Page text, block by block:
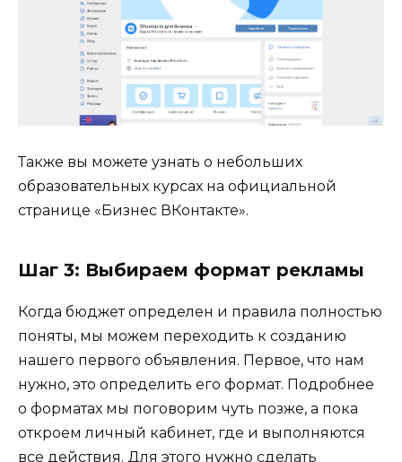
Также вы можете узнать о небольших
образовательных курсах на официальной
странице «Бизнес ВКонтакте».
Шаг 3: Выбираем формат рекламы
Когда бюджет определен и правила полностью
поняты, мы можем переходить к созданию
нашего первого объявления. Первое, что нам
нужно, это определить его формат. Подробнее
о форматах мы поговорим чуть позже, а пока
откроем личный кабинет, где и выполняются
все действия. Для этого нужно сделать